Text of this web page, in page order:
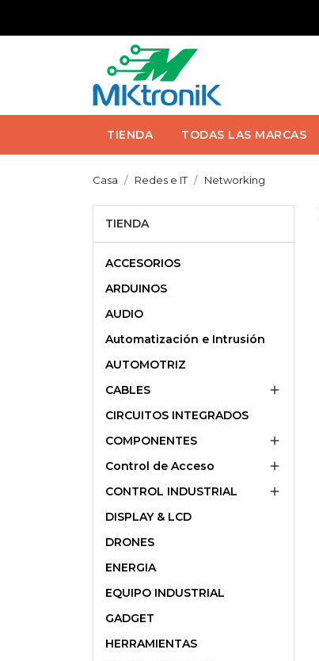
TIENDA TODAS LAS MARCAS
Casa Redes e IT Networking
TIENDA
ACCESORIOS
ARDUINOS
AUDIO
Automatización e Intrusión
AUTOMOTRIZ
CABLES

CIRCUITOS INTEGRADOS
COMPONENTES

Control de Acceso

CONTROL INDUSTRIAL

DISPLAY & LCD
DRONES
ENERGIA
EQUIPO INDUSTRIAL
GADGET
HERRAMIENTAS